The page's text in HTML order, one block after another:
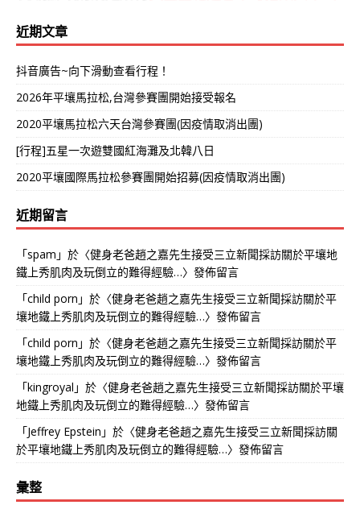
近期文章
抖音廣告~向下滑動查看行程！
2026年平壤馬拉松,台灣參賽團開始接受報名
2020平壤馬拉松六天台灣參賽團(因疫情取消出團)
[行程]五星一次遊雙國紅海灘及北韓八日
2020平壤國際馬拉松參賽團開始招募(因疫情取消出團)
近期留言
「spam 」於〈健身老爸趙之嘉先生接受三立新聞採訪關於平壤地
鐵上秀肌肉及玩倒立的難得經驗…〉發佈留言
「child porn 」於〈健身老爸趙之嘉先生接受三立新聞採訪關於平
壤地鐵上秀肌肉及玩倒立的難得經驗…〉發佈留言
「child porn 」於〈健身老爸趙之嘉先生接受三立新聞採訪關於平
壤地鐵上秀肌肉及玩倒立的難得經驗…〉發佈留言
「kingroyal 」於〈健身老爸趙之嘉先生接受三立新聞採訪關於平壤
地鐵上秀肌肉及玩倒立的難得經驗…〉發佈留言
「Jeffrey Epstein 」於〈健身老爸趙之嘉先生接受三立新聞採訪關
於平壤地鐵上秀肌肉及玩倒立的難得經驗…〉發佈留言
彙整